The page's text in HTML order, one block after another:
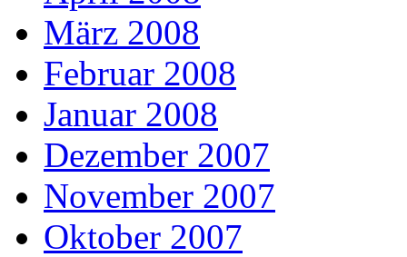
März 2008
Februar 2008
Januar 2008
Dezember 2007
November 2007
Oktober 2007